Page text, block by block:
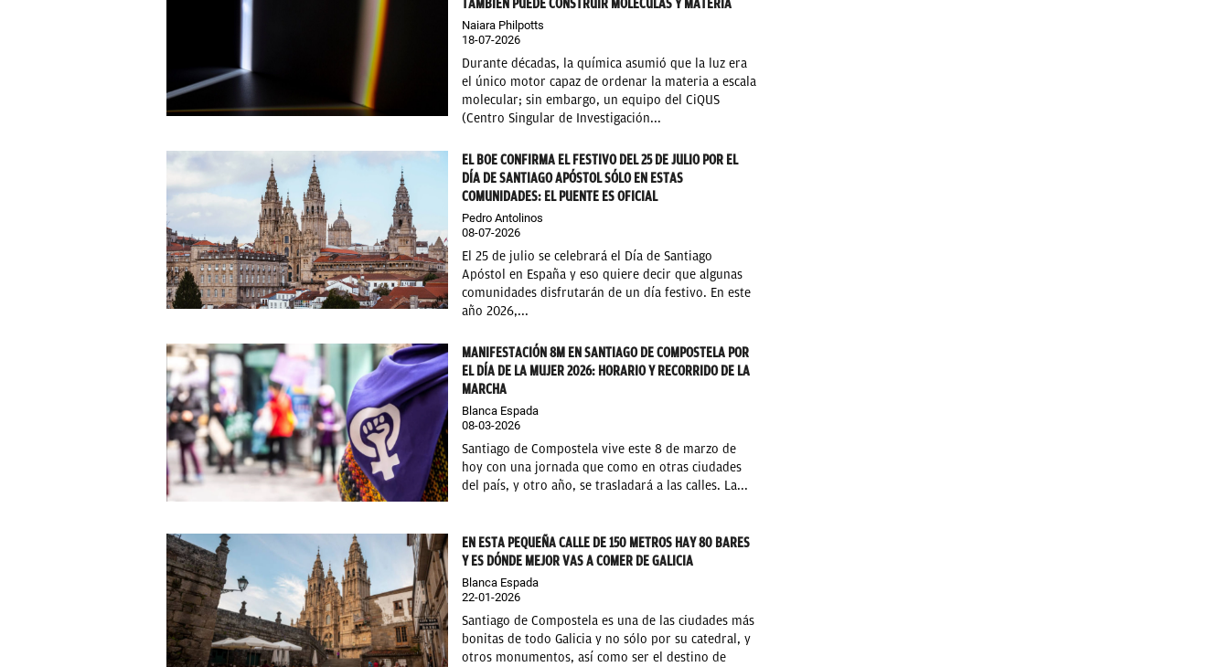
Naiara Philpotts
18-07-2026
Durante décadas, la química asumió que la luz era
el único motor capaz de ordenar la materia a escala
molecular; sin embargo, un equipo del CiQUS
(Centro Singular de Investigación...
EL BOE CONFIRMA EL FESTIVO DEL 25 DE JULIO POR EL
DÍA DE SANTIAGO APÓSTOL SÓLO EN ESTAS
COMUNIDADES: EL PUENTE ES OFICIAL
Pedro Antolinos
08-07-2026
El 25 de julio se celebrará el Día de Santiago
Apóstol en España y eso quiere decir que algunas
comunidades disfrutarán de un día festivo. En este
año 2026,...
MANIFESTACIÓN 8M EN SANTIAGO DE COMPOSTELA POR
EL DÍA DE LA MUJER 2026: HORARIO Y RECORRIDO DE LA
MARCHA
Blanca Espada
08-03-2026
Santiago de Compostela vive este 8 de marzo de
hoy con una jornada que como en otras ciudades
del país, y otro año, se trasladará a las calles. La...
EN ESTA PEQUEÑA CALLE DE 150 METROS HAY 80 BARES
Y ES DÓNDE MEJOR VAS A COMER DE GALICIA
Blanca Espada
22-01-2026
Santiago de Compostela es una de las ciudades más
bonitas de todo Galicia y no sólo por su catedral, y
otros monumentos, así como ser el destino de